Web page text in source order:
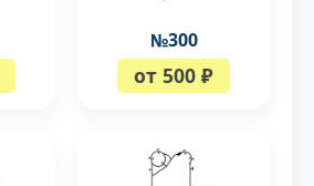
№300
от 500 ₽